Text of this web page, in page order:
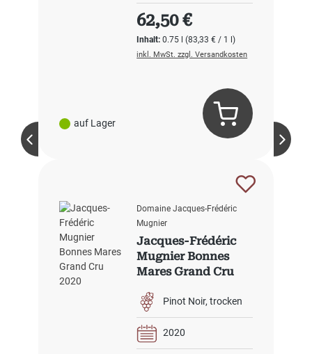
auf Lager
Inhalt:0.75 l(83,33 € / 1 l)
Regulärer Preis:
62,50 €
inkl. MwSt. zzgl. Versandkosten
Domaine Jacques-Frédéric
Mugnier
Jacques-Frédéric
Mugnier Bonnes
Mares Grand Cru
Pinot Noir trocken
2020